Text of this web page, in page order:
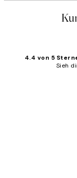
4.4 von 5
Sieh